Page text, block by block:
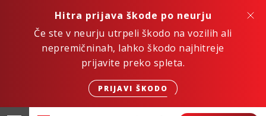
Hitra prijava škode po neurju
Če ste v neurju utrpeli škodo na vozilih ali
nepremičninah, lahko škodo najhitreje
prijavite preko spleta.
PRIJAVI ŠKODO